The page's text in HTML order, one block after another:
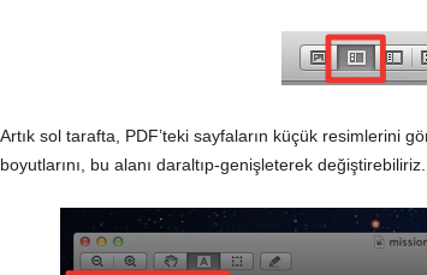
Artık sol tarafta, PDF’teki sayfaların küçük resimlerini
boyutlarını, bu alanı daraltıp-genişleterek değiştirebiliriz.